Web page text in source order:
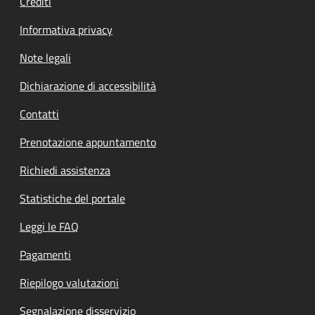
Informativa privacy
Note legali
Dichiarazione di accessibilità
Contatti
Prenotazione appuntamento
Richiedi assistenza
Statistiche del portale
Leggi le FAQ
Pagamenti
Riepilogo valutazioni
Segnalazione disservizio